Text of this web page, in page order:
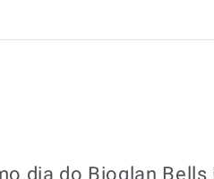
dia do Bioglan Bells